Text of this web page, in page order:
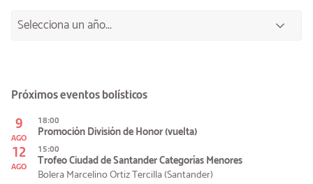
Próximos eventos bolísticos
9
AGO
18:00
Promoción División de Honor (vuelta)
12
AGO
15:00
Trofeo Ciudad de Santander Categorías Menores
Bolera Marcelino Ortiz Tercilla (Santander)